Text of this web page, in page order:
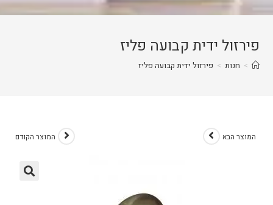
פירזול ידית קבועה פליז
> חנות > פירזול ידית קבועה פליז
המוצר הקודם המוצר הבא